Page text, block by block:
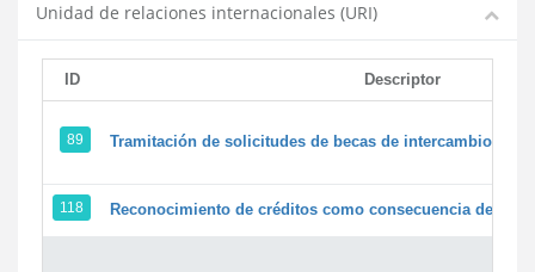
Unidad de relaciones internacionales (URI)
ID Descriptor
89 Tramitación de solicitudes de becas de intercambio
118 Reconocimiento de créditos como consecuencia de un